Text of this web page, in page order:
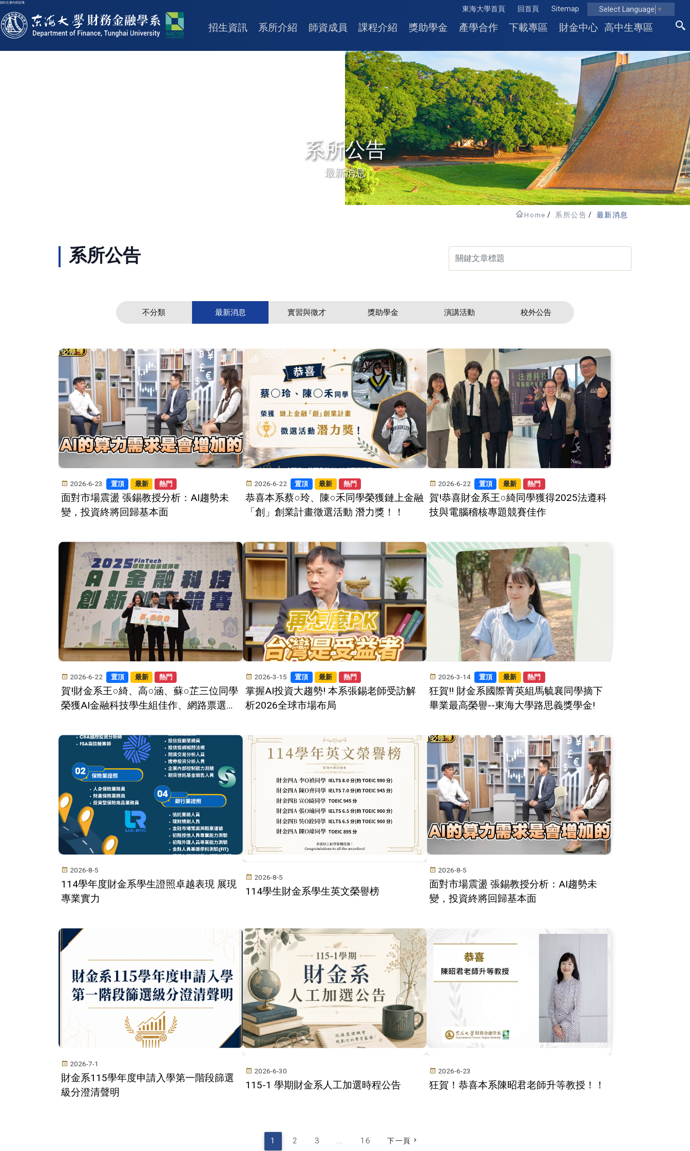
跳到主要內容區塊
東海大學首頁 回首頁 Sitemap Select Language ▼
東海大學logo
招生資訊 系所介紹 師資成員 課程介紹 獎助學金 產學合作 下載專區 財金中心 高中生專區
系所公告
最新消息
Home 系所公告 最新消息
系所公告
不分類 最新消息 實習與徵才 獎助學金 演講活動 校外公告
2026-6-23 置頂 最新 熱門
面對市場震盪 張錫教授分析：AI趨勢未
變，投資終將回歸基本面
2026-6-22 置頂 最新 熱門
恭喜本系蔡○玲、陳○禾同學榮獲鏈上金融
「創」創業計畫徵選活動 潛力獎！！
2026-6-22 置頂 最新 熱門
賀!恭喜財金系王○綺同學獲得2025法遵科
技與電腦稽核專題競賽佳作
2026-6-22 置頂 最新 熱門
賀!財金系王○綺、高○涵、蘇○芷三位同學
榮獲AI金融科技學生組佳作、網路票選獎
2026-3-15 置頂 最新 熱門
掌握AI投資大趨勢! 本系張錫老師受訪解
析2026全球市場布局
2026-3-14 置頂 最新 熱門
狂賀!! 財金系國際菁英組馬毓襄同學摘下
畢業最高榮譽--東海大學路思義獎學金!
2026-8-5
114學年度財金系學生證照卓越表現 展現
專業實力
2026-8-5
114學生財金系學生英文榮譽榜
2026-8-5
面對市場震盪 張錫教授分析：AI趨勢未
變，投資終將回歸基本面
2026-7-1
財金系115學年度申請入學第一階段篩選
級分澄清聲明
2026-6-30
115-1 學期財金系人工加選時程公告
2026-6-23
狂賀！恭喜本系陳昭君老師升等教授！！
1 2 3 ... 16 下一頁